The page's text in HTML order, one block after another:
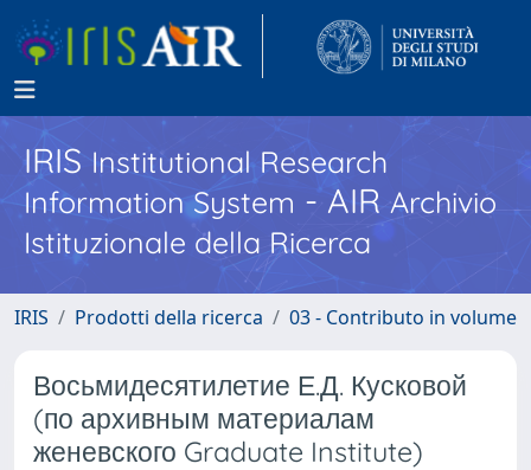
IRISInstitutional Research
Information System - AIR Archivio
Istituzionale della Ricerca
IRIS Prodotti della ricerca 03 - Contributo in volume
Восьмидесятилетие Е.Д. Кусковой
(по архивным материалам
женевского Graduate Institute)